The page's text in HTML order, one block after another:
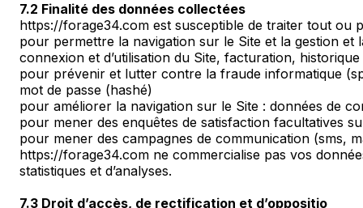
7.2 Finalité des données collectées
https://forage34.com est susceptible de traiter tout ou
pour permettre la navigation sur le Site et la gestion et
connexion et d’utilisation du Site, facturation,
pour prévenir et lutter contre la fraude informatique
mot de passe (hashé)
pour améliorer la navigation sur le Site : données de
pour mener des enquêtes de satisfaction facultatives
pour mener des campagnes de communication (sms,
https://forage34.com ne commercialise pas vos
statistiques et d’analyses.
7.3 Droit d’accès, de rectification et d’oppositio